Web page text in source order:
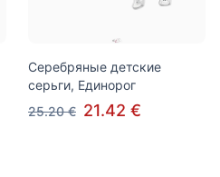
Серебряные детские
серьги, Единорог
25.20 € 21.42 €